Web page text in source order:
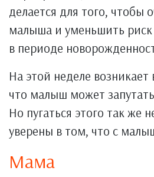
делается для того, чтобы
малыша и уменьшить
в периоде
На этой неделе возникает
что малыш может
Но пугаться этого так же
уверены в том, что с
Мама